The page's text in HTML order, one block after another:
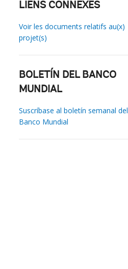
LIENS CONNEXES
Voir les documents relatifs au(x)
projet(s)
BOLETÍN DEL BANCO
MUNDIAL
Suscríbase al boletín semanal del
Banco Mundial